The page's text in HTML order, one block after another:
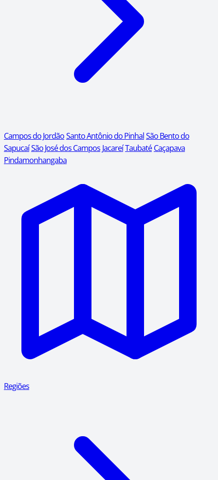
Campos do JordãoSanto Antônio do PinhalSão Bento do
SapucaíSão José dos Campos JacareíTaubaté Caçapava
Pindamonhangaba
Regiões